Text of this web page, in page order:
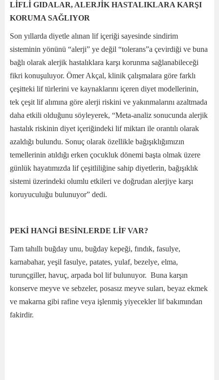
LİFLİ GIDALAR, ALERJİK HASTALIKLARA KARŞI
KORUMA SAĞLIYOR
Son yıllarda diyetle alınan lif içeriği sayesinde sindirim
sisteminin yönünü “alerji” ye değil “tolerans”a çevirdiği ve buna
bağlı olarak alerjik hastalıklara karşı korunma sağlanabileceği
fikri konuşuluyor. Ömer Akçal, klinik çalışmalara göre farklı
çeşitteki lif türlerini ve kaynaklarını içeren diyet modellerinin,
tek çeşit lif alımına göre alerji riskini ve yakınmalarını azaltmada
daha etkili olduğunu söyleyerek, “Meta-analiz sonucunda alerjik
hastalık riskinin diyet içeriğindeki lif miktarı ile orantılı olarak
azaldığı bulundu. Sonuç olarak özellikle bağışıklığımızın
temellerinin atıldığı erken çocukluk dönemi başta olmak üzere
günlük hayatımızda lif çeşitliliğine sahip diyetlerin, bağışıklık
sistemi üzerindeki olumlu etkileri ve doğrudan alerjiye karşı
koruyuculuğu bulunuyor” dedi.
PEKİ HANGİ BESİNLERDE LİF VAR?
Tam tahıllı buğday unu, buğday kepeği, fındık, fasulye,
karnabahar, yeşil fasulye, patates, yulaf, bezelye, elma,
turunçgiller, havuç, arpada bol lif bulunuyor. Buna karşın
konserve meyve ve sebzeler, posasız meyve suları, beyaz ekmek
ve makarna gibi rafine veya işlenmiş yiyecekler lif bakımından
fakirdir.